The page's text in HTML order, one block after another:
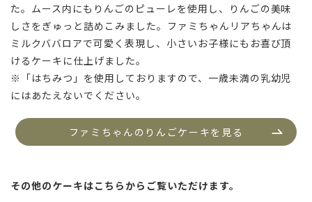
た。ムース内にもりんごのピューレを使用し、りんごの美味
しさをぎゅっと詰めこみました。ファミちゃんリアちゃんは
ミルクババロアで可愛く表現し、小さいお子様にもお喜び頂
けるケーキに仕上げました。
※「はちみつ」を使用しておりますので、一歳未満の乳幼児
にはあたえないでください。
ファミちゃんのりんごケーキを見る
その他のケーキはこちらからご覧いただけます。